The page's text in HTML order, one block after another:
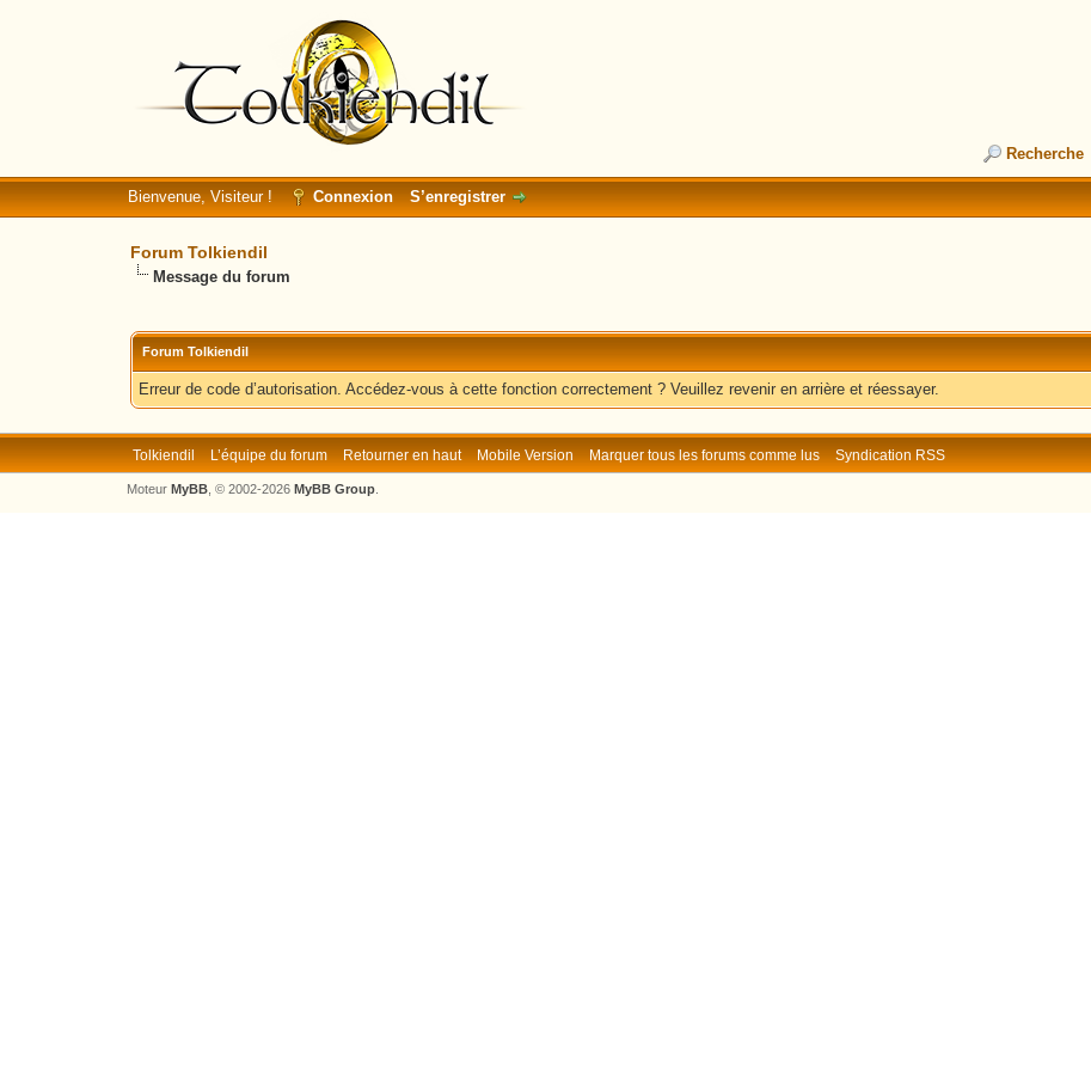
Recherche
Bienvenue, Visiteur ! Connexion S’enregistrer
Forum Tolkiendil
Message du forum
Forum Tolkiendil
Erreur de code d’autorisation. Accédez-vous à cette fonction correctement ? Veuillez revenir en arrière et réessayer.
Tolkiendil L’équipe du forum Retourner en haut Mobile Version Marquer tous les forums comme lus Syndication RSS
Moteur MyBB, © 2002-2026 MyBB Group.